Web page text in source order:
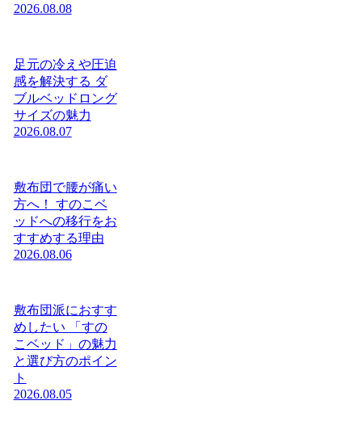
2026.08.08
足元の冷えや圧迫
感を解決する ダ
ブルベッドロング
サイズの魅力
2026.08.07
敷布団で腰が痛い
方へ！ すのこベ
ッドへの移行をお
すすめする理由
2026.08.06
敷布団派におすす
めしたい 「すの
こベッド」の魅力
と選び方のポイン
ト
2026.08.05